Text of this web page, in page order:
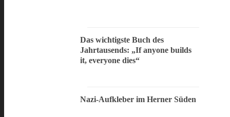
Das wichtigste Buch des
Jahrtausends: „If anyone builds
it, everyone dies“
Nazi-Aufkleber im Herner Süden